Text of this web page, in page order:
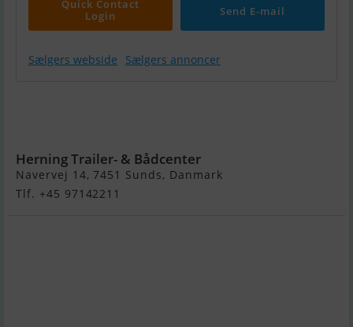
Quick Contact
Login
Send E-mail
Sælgers webside Sælgers annoncer
Herning Trailer- & Bådcenter
Navervej 14, 7451 Sunds, Danmark
Tlf. +45 97142211